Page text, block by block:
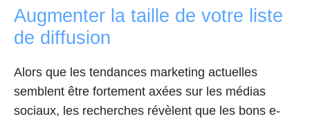
Augmenter la taille de votre liste
de diffusion
Alors que les tendances marketing actuelles
semblent être fortement axées sur les médias
sociaux, les recherches révèlent que les bons e-